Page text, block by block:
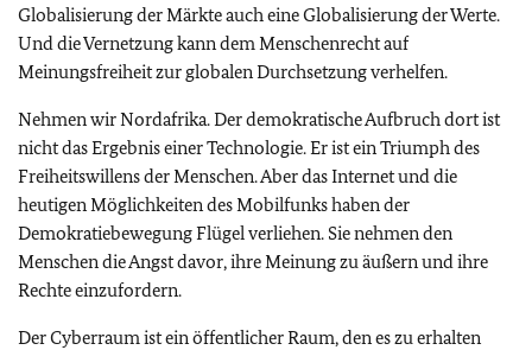
Globalisierung der Märkte auch eine Globalisierung der Werte.
Und die Vernetzung kann dem Menschenrecht auf
Meinungsfreiheit zur globalen Durchsetzung verhelfen.
Nehmen wir Nordafrika. Der demokratische Aufbruch dort ist
nicht das Ergebnis einer Technologie. Er ist ein Triumph des
Freiheitswillens der Menschen. Aber das Internet und die
heutigen Möglichkeiten des Mobilfunks haben der
Demokratiebewegung Flügel verliehen. Sie nehmen den
Menschen die Angst davor, ihre Meinung zu äußern und ihre
Rechte einzufordern.
Der Cyberraum ist ein öffentlicher Raum, den es zu erhalten